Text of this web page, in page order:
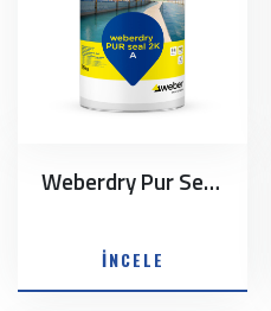
Weberdry Pur Seal 2K
İNCELE